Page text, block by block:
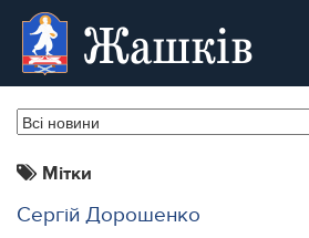
Жашків
Мітки
Сергій Дорошенко